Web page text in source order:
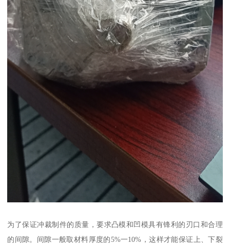
为了保证冲裁制件的质量，要求凸模和凹模具有锋利的刃口和合理
的间隙。间隙一般取材料厚度的5%一10%，这样才能保证上、下裂